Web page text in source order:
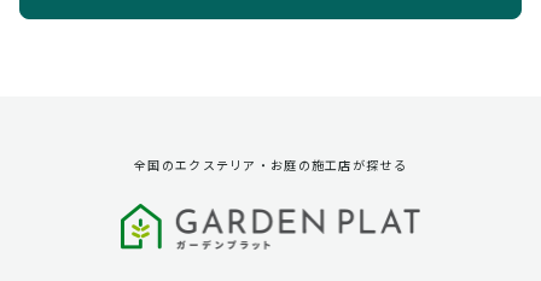
全国のエクステリア・お庭の施工店が探せる